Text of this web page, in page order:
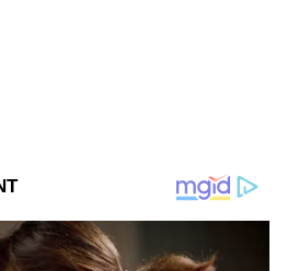
হয়, ট্যাবলেট ব্যবহার
সেই সদস্যের নাম রাহুল
পেশ করছেন না। কিন্তু